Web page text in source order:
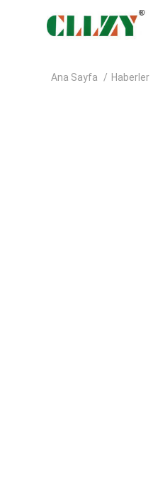
Ana Sayfa / Haberler